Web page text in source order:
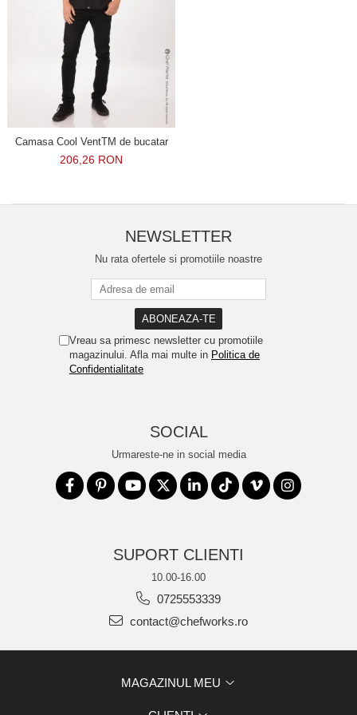
Camasa Cool VentTM de bucatar
206,26 RON
NEWSLETTER
Nu rata ofertele si promotiile noastre
Vreau sa primesc newsletter cu promotiile
magazinului. Afla mai multe in Politica de
Confidentialitate
SOCIAL
Urmareste-ne in social media
SUPORT CLIENTI
10.00-16.00
0725553339
contact@chefworks.ro
MAGAZINUL MEU